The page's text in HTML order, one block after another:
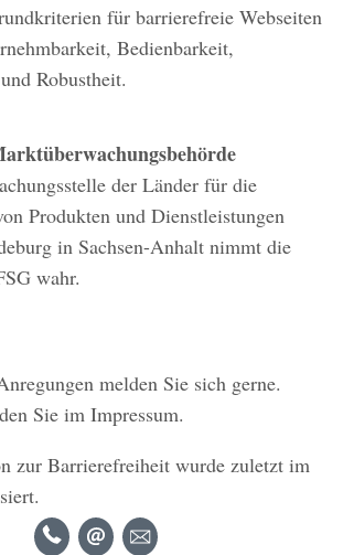
für barrierefreie Webseiten
Bedienbarkeit,
Robustheit.
der Länder für die
Produkten und Dienstleistungen
in Sachsen-Anhalt nimmt die
wahr.
melden Sie sich gerne.
Sie im Impressum.
zur Barrierefreiheit wurde zuletzt im